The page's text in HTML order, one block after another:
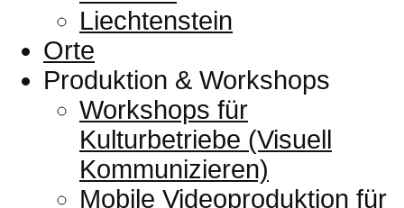
Liechtenstein
Orte
Produktion & Workshops
Workshops für
Kulturbetriebe (Visuell
Kommunizieren)
Mobile Videoproduktion für